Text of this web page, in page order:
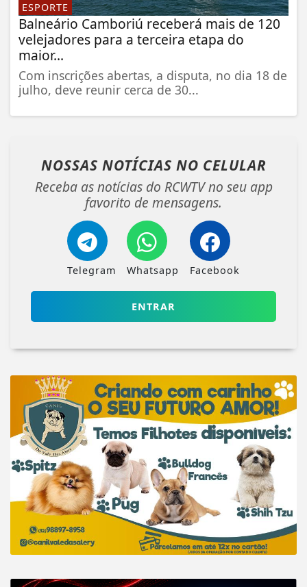
ESPORTE
Balneário Camboriú receberá mais de 120
velejadores para a terceira etapa do
maior...
Com inscrições abertas, a disputa, no dia 18 de
julho, deve reunir cerca de 30...
NOSSAS NOTÍCIAS NO CELULAR
Receba as notícias do RCWTV no seu app
favorito de mensagens.
Telegram Whatsapp Facebook
ENTRAR